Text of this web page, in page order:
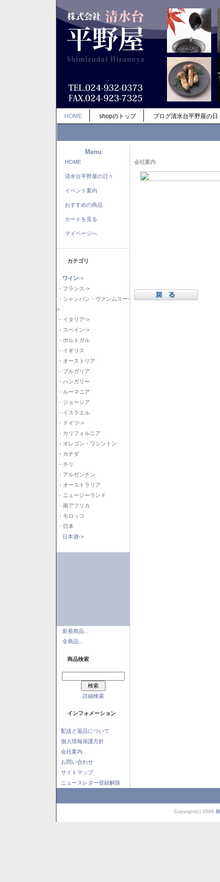
HOME shopのトップ ブログ清水台平野屋の日
Menu
HOME
清水台平野屋の日々
イベント案内
おすすめの商品
カートを見る
マイページへ
カテゴリ
ワイン->
- フランス->
- シャンパン・ヴァンムスー-
>
- イタリア->
- スペイン->
- ポルトガル
- イギリス
- オーストリア
- ブルガリア
- ハンガリー
- ルーマニア
- ジョージア
- イスラエル
- ドイツ->
- カリフォルニア
- オレゴン・ワシントン
- カナダ
- チリ
- アルゼンチン
- オーストラリア
- ニュージーランド
- 南アフリカ
- モロッコ
- 日本
日本酒->
新着商品...
全商品...
商品検索
詳細検索
インフォメーション
配送と返品について
個人情報保護方針
会社案内
お問い合わせ
サイトマップ
ニュースレター登録解除
会社案内
Copyright(c) 2008